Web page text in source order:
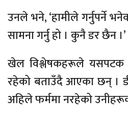
उनले भने, ‘हामीले गर्नुपर्ने
सामना गर्नु हो । कुनै डर छैन ।’
खेल विश्लेषकहरूले यसपटक
रहेको बताउँदै आएका छन् ।
अहिले फर्ममा नरहेको